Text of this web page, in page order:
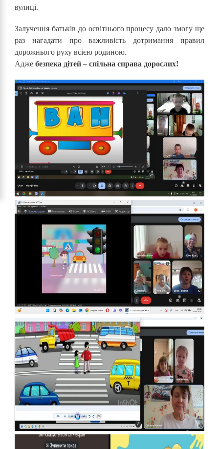
вулиці.
Залучення батьків до освітнього процесу дало змогу ще
раз нагадати про важливість дотримання правил
дорожнього руху всією родиною.
Адже безпека дітей – спільна справа дорослих!